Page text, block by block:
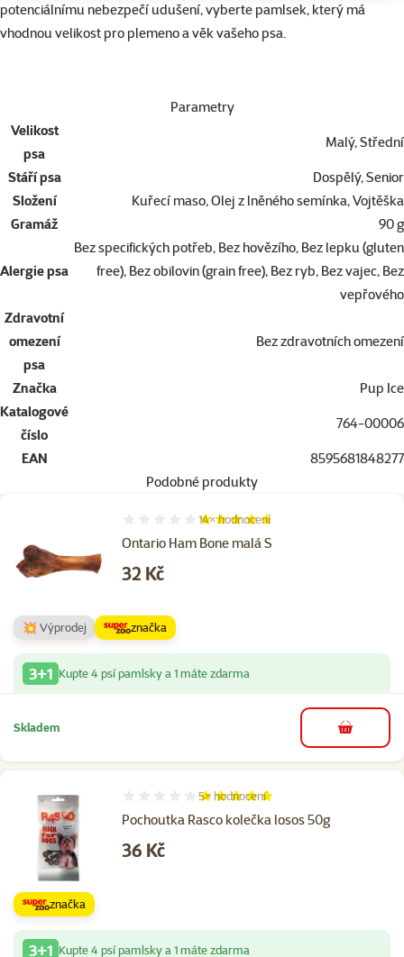
potenciálnímu nebezpečí udušení, vyberte pamlsek, který má
vhodnou velikost pro plemeno a věk vašeho psa.
Parametry
Velikost
psa
Malý, Střední
Stáří psa
Dospělý, Senior
Složení
Kuřecí maso, Olej z lněného semínka, Vojtěška
Gramáž
90 g
Alergie psa
Bez specifických potřeb, Bez hovězího, Bez lepku (gluten
free), Bez obilovin (grain free), Bez ryb, Bez vajec, Bez
vepřového
Zdravotní
omezení
psa
Bez zdravotních omezení
Značka
Pup Ice
Katalogové
číslo
764-00006
EAN
8595681848277
Podobné produkty
Ontario Ham Bone malá S
Hodnocení 94%, počet hodnocení: 14
14×hodnocení
Cena
32 Kč
💥 Výprodej značka
3+1 Kupte 4 psí pamlsky a 1 máte zdarma
Skladem do košíku
Pochoutka Rasco kolečka losos 50g
Hodnocení 100%, počet hodnocení: 5
5× hodnocení
Cena
36 Kč
značka
3+1 Kupte 4 psí pamlsky a 1 máte zdarma